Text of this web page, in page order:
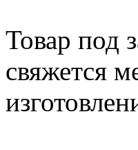
Товар под
свяжется